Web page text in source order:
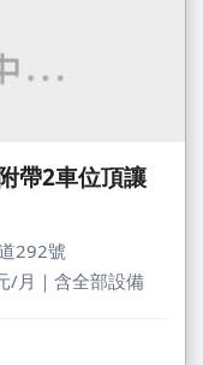
帶2車位頂讓
292號
/月｜含全部設備